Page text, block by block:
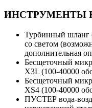
ИНСТРУМЕНТЫ
Турбинный шланг
со светом
дополнительная
Бесщеточный
X3L (100-40000
Бесщеточный
XS4 (100-40000
ПУСТЕР вода-